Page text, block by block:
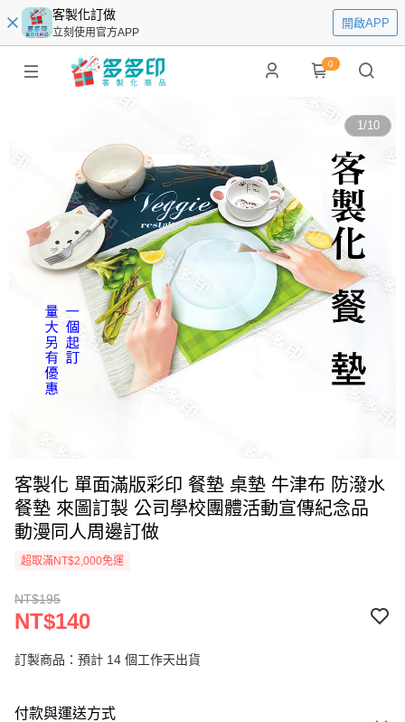
客製化訂做
立刻使用官方APP
開啟APP
0
1/10
客製化 單面滿版彩印 餐墊 桌墊 牛津布 防潑水
餐墊 來圖訂製 公司學校團體活動宣傳紀念品
動漫同人周邊訂做
超取滿NT$2,000免運
NT$195
NT$140
訂製商品：預計 14 個工作天出貨
付款與運送方式